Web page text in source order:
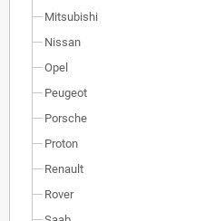
Mitsubishi
Nissan
Opel
Peugeot
Porsche
Proton
Renault
Rover